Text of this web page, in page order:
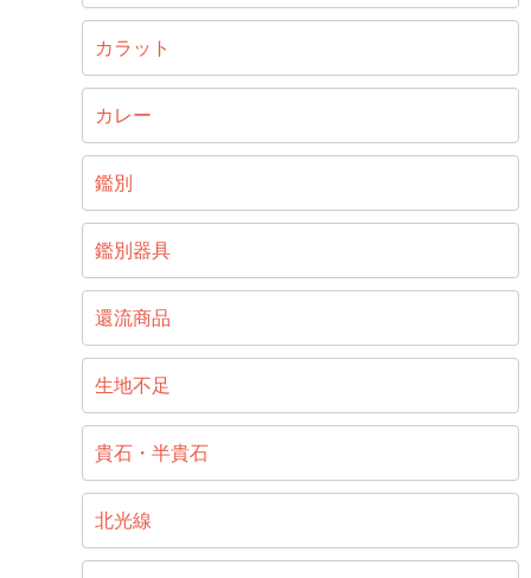
カラット
カレー
鑑別
鑑別器具
還流商品
生地不足
貴石・半貴石
北光線